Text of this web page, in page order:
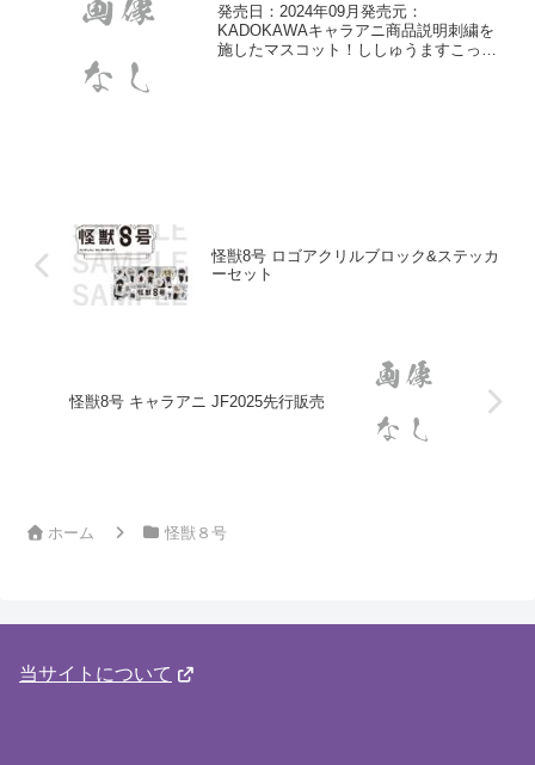
発売日：2024年09月発売元：
KADOKAWAキャラアニ商品説明刺繍を
施したマスコット！ししゅうますこっと
怪獣8号 ロゴアクリルブロック&ステッカ
ーセット
怪獣8号 キャラアニ JF2025先行販売
ホーム 怪獣８号
当サイトについて